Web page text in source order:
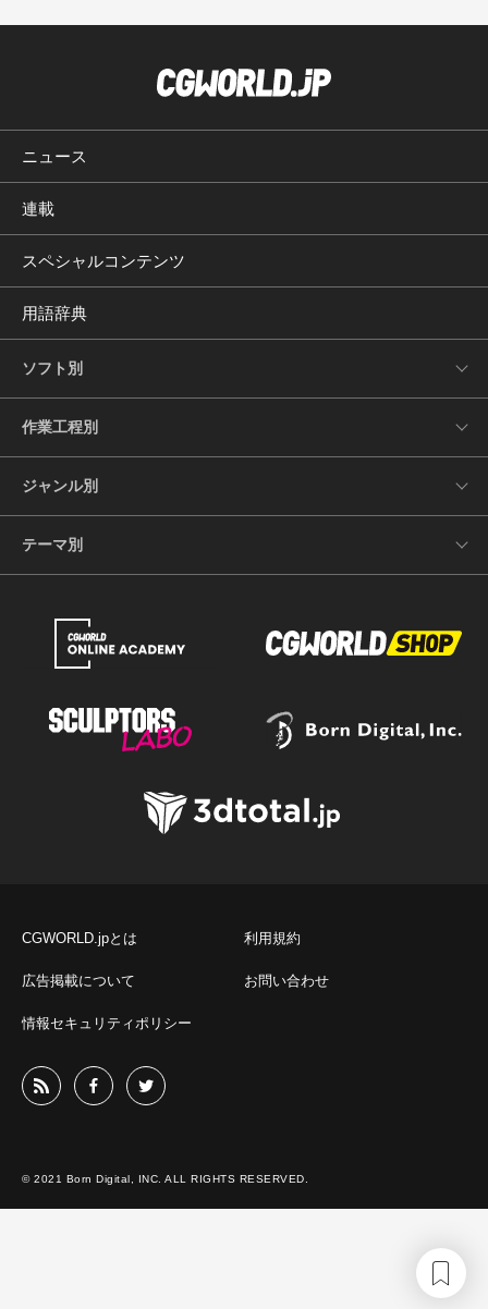
ニュース
連載
スペシャルコンテンツ
用語辞典
ソフト別
作業工程別
ジャンル別
テーマ別
CGWORLD.jpとは 利用規約
広告掲載について お問い合わせ
情報セキュリティポリシー
© 2021 Born Digital, INC. ALL RIGHTS RESERVED.